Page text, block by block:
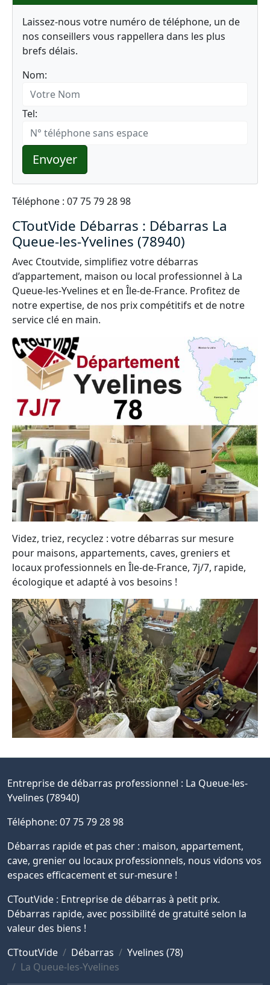
Laissez-nous votre numéro de téléphone, un de
nos conseillers vous rappellera dans les plus
brefs délais.
Nom:
Tel:
Envoyer
Téléphone : 07 75 79 28 98
CToutVide Débarras : Débarras La
Queue-les-Yvelines (78940)
Avec Ctoutvide, simplifiez votre débarras
d’appartement, maison ou local professionnel à La
Queue-les-Yvelines et en Île-de-France. Profitez de
notre expertise, de nos prix compétitifs et de notre
service clé en main.
Videz, triez, recyclez : votre débarras sur mesure
pour maisons, appartements, caves, greniers et
locaux professionnels en Île-de-France, 7j/7, rapide,
écologique et adapté à vos besoins !
Entreprise de débarras professionnel : La Queue-les-
Yvelines (78940)
Téléphone: 07 75 79 28 98
Débarras rapide et pas cher : maison, appartement,
cave, grenier ou locaux professionnels, nous vidons vos
espaces efficacement et sur-mesure !
CToutVide : Entreprise de débarras à petit prix.
Débarras rapide, avec possibilité de gratuité selon la
valeur des biens !
CTtoutVide
Débarras
Yvelines (78)
La Queue-les-Yvelines